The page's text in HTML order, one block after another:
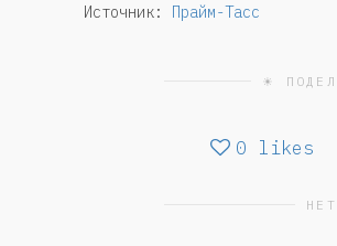
Источник: Прайм-Тасс
☀
0 likes